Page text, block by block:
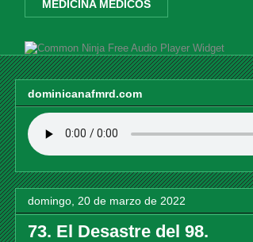
MEDICINA MEDICOS
Free Audio Player Widget
dominicanafmrd.com
domingo, 20 de marzo de 2022
73. El Desastre del 98.